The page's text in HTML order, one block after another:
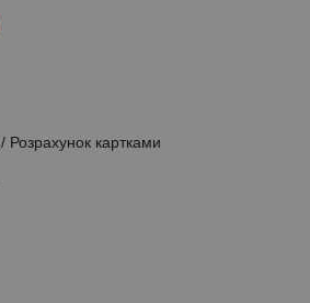
/ Розрахунок картками